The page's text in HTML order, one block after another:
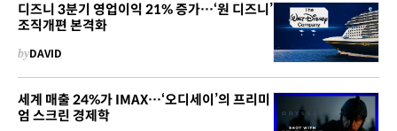
디즈니 3분기 영업이익 21% 증가…‘원 디즈니’
조직개편 본격화
byDAVID
세계 매출 24%가 IMAX…‘오디세이’의 프리미
엄 스크린 경제학